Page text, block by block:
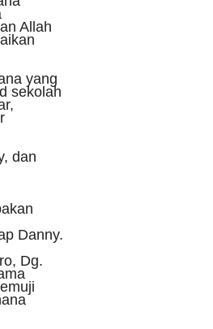
Allah
yang
sekolah
dan
Danny.
Dg.